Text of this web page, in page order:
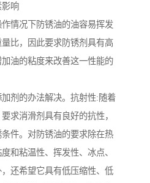
影响
情况下防锈油的油容易挥发
比，因此要求防锈剂具有高
油的粘度来改善这一性能的
剂的办法解决。抗射性:随着
求消滑剂具有良好的抗性，
件。对防锈油的要求除在热
和粘温性、挥发性、冰点、
还希望它具有低压缩性、低